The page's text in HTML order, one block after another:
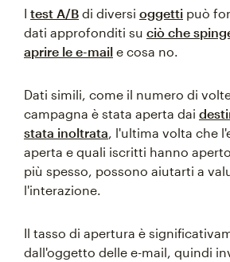
I test A/B di diversi oggetti può
dati approfonditi su ciò che
aprire le e-mail e cosa no.
Dati simili, come il numero di
campagna è stata aperta dai
stata inoltrata, l'ultima volta che
aperta e quali iscritti hanno
più spesso, possono aiutarti a
l'interazione.
Il tasso di apertura è
dall'oggetto delle e-mail, quindi